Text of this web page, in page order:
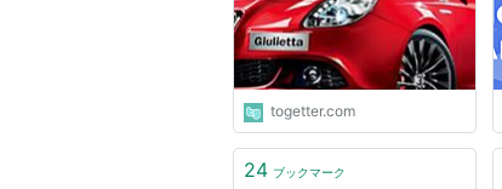
togetter.com
24 ブックマーク